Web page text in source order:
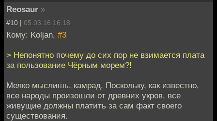
Reosaur »
#10 | 05.03.16 16:18
Кому: Koljan, #3
> Непонятно почему до сих пор не взимается плата
за пользование Чёрным морем?!
Мелко мыслишь, камрад. Поскольку, как известно,
все народы произошли от древних укров, все
живущие должны платить за сам факт своего
существования.